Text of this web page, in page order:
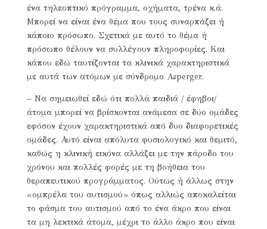
ένα τηλεοπτικό πρόγραμμα, οχήματα, τρένα κ.ά.
Μπορεί να είναι ένα θέμα που τους συναρπάζει ή
κάποιο πρόσωπο. Σχετικά με αυτό το θέμα ή
πρόσωπο θέλουν να συλλέγουν πληροφορίες. Και
κάπου εδώ ταυτίζονται τα κλινικά χαρακτηριστικά
με αυτά των ατόμων με σύνδρομο Asperger.
– Να σημειωθεί εδώ ότι πολλά παιδιά / έφηβοι/
άτομα μπορεί να βρίσκονται ανάμεσα σε δύο ομάδες
εφόσον έχουν χαρακτηριστικά από δυο διαφορετικές
ομάδες. Αυτό είναι απόλυτα φυσιολογικό και θεμιτό,
καθώς η κλινική εικόνα αλλάζει με την πάροδο του
χρόνου και πολλές φορές με τη βοήθεια του
θεραπευτικού προγράμματος. Ούτως ή άλλως στην
«ομπρέλα του αυτισμού» όπως αλλιώς αποκαλείται
το φάσμα του αυτισμού από το ένα άκρο που είναι
τα μη λεκτικά άτομα, μέχρι το άλλο άκρο που είναι